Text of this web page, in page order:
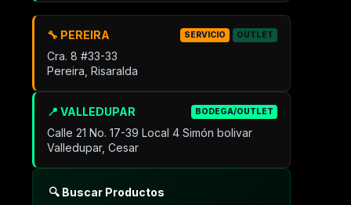
📍 VALLEDUPAR BODEGA/OUTLET
Calle 21 No. 17-39 Local 4 Simón bolivar
Valledupar, Cesar
🔧 PEREIRA SERVICIO OUTLET
Cra. 8 #33-33
Pereira, Risaralda
🔍 Buscar Productos